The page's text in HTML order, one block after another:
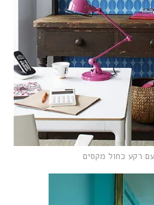
רקע כחול מקסים